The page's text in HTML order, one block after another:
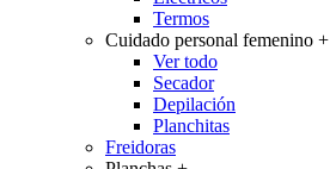
Termos
Cuidado personal femenino +
Ver todo
Secador
Depilación
Planchitas
Freidoras